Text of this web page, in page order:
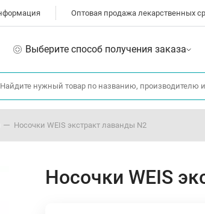
Оптовая продажа лекарственных
Выберите способ получения заказа
Носочки WEIS экстракт лаванды N2
Носочки WEIS